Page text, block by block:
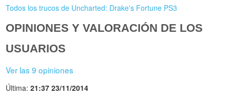
Todos los trucos de Uncharted: Drake's Fortune PS3
OPINIONES Y VALORACIÓN DE LOS
USUARIOS
Ver las 9 opiniones
Última:21:37 23/11/2014